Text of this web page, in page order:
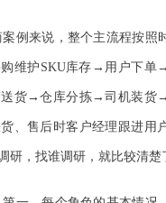
例来说，整个主流程按照
维护SKU库存→用户下单
货→仓库分拣→司机装货→
、售后时客户经理跟进用
研，找谁调研，就比较清楚